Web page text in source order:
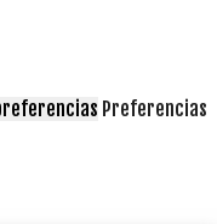
Preferencias